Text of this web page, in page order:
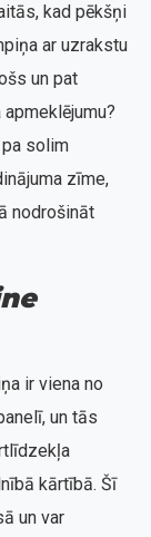
kad pēkšņi
ar uzrakstu
un pat
solim
zīme,
nodrošināt
ir viena no
un tās
kārtībā. Šī
un var